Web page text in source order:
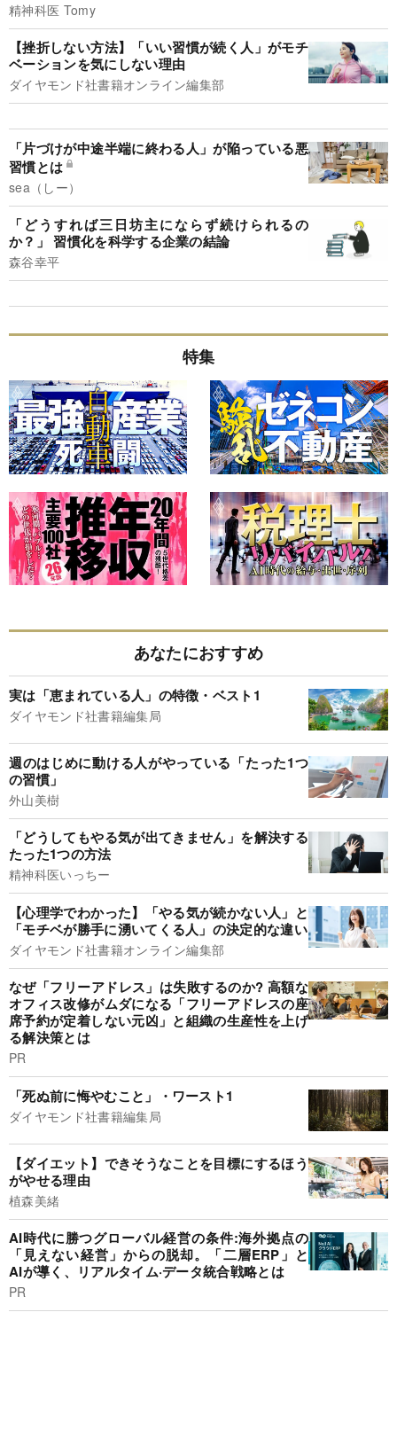
精神科医 Tomy
【挫折しない方法】「いい習慣が続く人」がモチ
ベーションを気にしない理由
ダイヤモンド社書籍オンライン編集部
「片づけが中途半端に終わる人」が陥っている悪
習慣とは
sea（しー）
「どうすれば三日坊主にならず続けられるの
か？」 習慣化を科学する企業の結論
森谷幸平
特集
あなたにおすすめ
実は「恵まれている人」の特徴・ベスト1
ダイヤモンド社書籍編集局
週のはじめに動ける人がやっている「たった1つ
の習慣」
外山美樹
「どうしてもやる気が出てきません」を解決する
たった1つの方法
精神科医いっちー
【心理学でわかった】「やる気が続かない人」と
「モチベが勝手に湧いてくる人」の決定的な違い
ダイヤモンド社書籍オンライン編集部
なぜ「フリーアドレス」は失敗するのか? 高額な
オフィス改修がムダになる「フリーアドレスの座
席予約が定着しない元凶」と組織の生産性を上げ
る解決策とは
PR
「死ぬ前に悔やむこと」・ワースト1
ダイヤモンド社書籍編集局
【ダイエット】できそうなことを目標にするほう
がやせる理由
植森美緒
AI時代に勝つグローバル経営の条件:海外拠点の
「見えない経営」からの脱却。「二層ERP」と
AIが導く、リアルタイム·データ統合戦略とは
PR